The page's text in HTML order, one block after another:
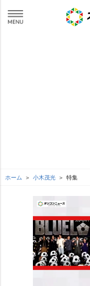
ホーム 小木茂光 特集